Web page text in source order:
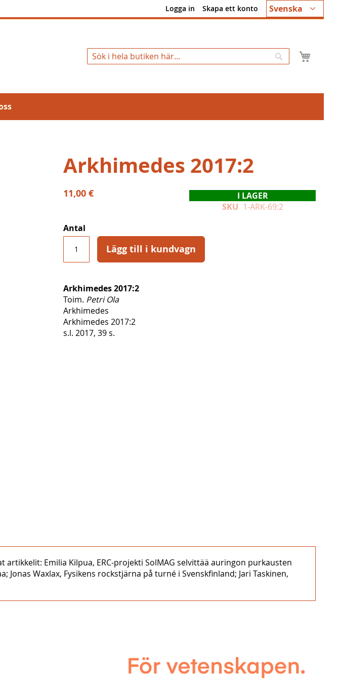
Språk
Svenska
Logga in Skapa ett konto
Sök
Arkhimedes 2017:2
11,00 €
I LAGER
SKU 1-ARK-69:2
Antal
Lägg till i kundvagn
Arkhimedes 2017:2
Toim. Petri Ola
Arkhimedes
Arkhimedes 2017:2
s.l. 2017, 39 s.
Emilia Kilpua, ERC-projekti SolMAG selvittää auringon purkausten
Waxlax, Fysikens rockstjärna på turné i Svenskfinland; Jari Taskinen,